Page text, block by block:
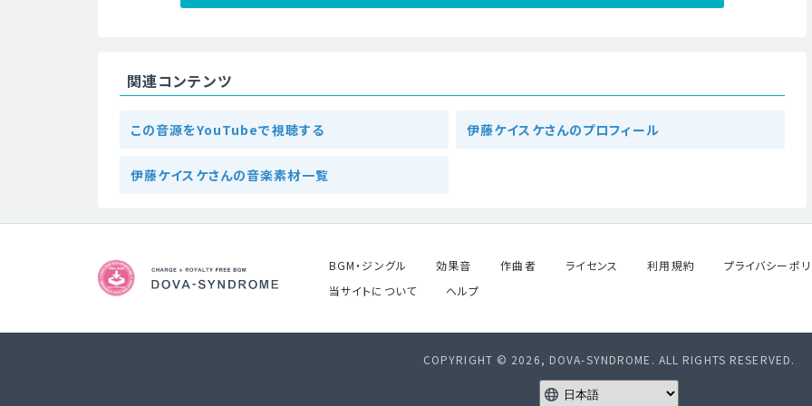
関連コンテンツ
この音源をYouTubeで視聴する 伊藤ケイスケさんのプロフィール
伊藤ケイスケさんの音楽素材一覧
BGM・ジングル 効果音 作曲者 ライセンス 利用規約 プライバシーポ
当サイトについて
ヘルプ
COPYRIGHT © 2026, DOVA-SYNDROME. ALL RIGHTS RESERVED.